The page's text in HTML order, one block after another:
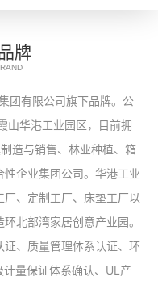
牌
团有限公司旗下品牌。公
山华港工业园区，目前拥
造与销售、林业种植、箱
企业集团公司。华港工业
、定制工厂、床垫工厂以
北部湾家居创意产业园。
、质量管理体系认证、环
量保证体系确认、UL产